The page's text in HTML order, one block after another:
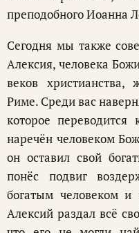
преподобного Иоанна
Сегодня мы также
Алексия, человека
веков
Риме. Среди вас
которое
наречён человеком
он оставил свой
понёс подвиг
богатым человеком и
Алексий раздал всё